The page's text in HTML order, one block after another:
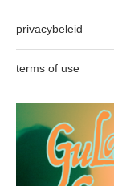
privacybeleid
terms of use